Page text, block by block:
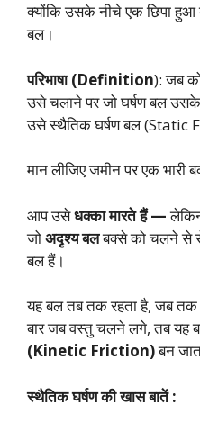
क्योंकि उसके नीचे एक छिपा
बल।
परिभाषा (Definition): जब
उसे चलाने पर जो घर्षण बल
उसे स्थैतिक घर्षण बल (Static
मान लीजिए जमीन पर एक भारी
आप उसेधक्का मारते हैं —
जोअदृश्य बलबक्से को चलने से
बल हैं।
यह बल तब तक रहता है, जब
बार जब वस्तु चलने लगे, तब यह
(Kinetic Friction)बन
स्थैतिक घर्षण की खास बातें :